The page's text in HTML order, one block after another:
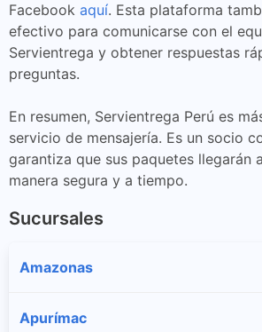
Facebook aquí. Esta plataforma
efectivo para comunicarse con el
Servientrega y obtener respuestas
preguntas.
En resumen, Servientrega Perú es
servicio de mensajería. Es un socio
garantiza que sus paquetes llegarán
manera segura y a tiempo.
Sucursales
Amazonas
Apurímac